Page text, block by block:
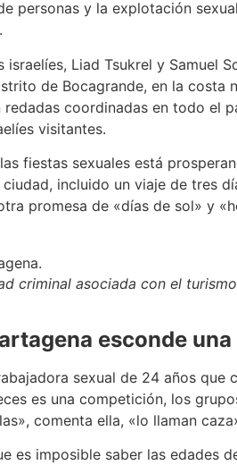
personas y la explotación
israelíes, Liad Tsukrel y Samuel
de Bocagrande, en la costa
redadas coordinadas en todo el
visitantes.
fiestas sexuales está
ciudad, incluido un viaje de tres
promesa de «días de sol» y
criminal asociada con el
esconde
sexual de 24 años
es una competición, los
comenta ella, «lo llaman
es imposible saber las edades